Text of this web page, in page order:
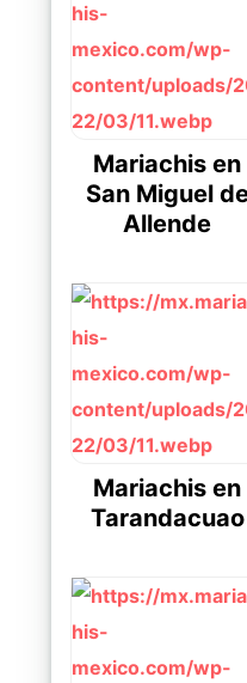
Mariachis en
San Miguel
Allende
Mariachis en
Tarandacuao